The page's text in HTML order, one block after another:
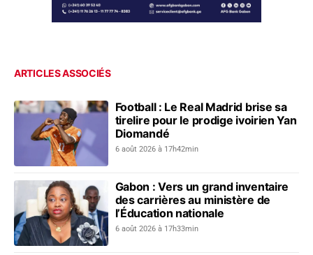
ARTICLES ASSOCIÉS
Football : Le Real Madrid brise sa
tirelire pour le prodige ivoirien Yan
Diomandé
6 août 2026 à 17h42min
Gabon : Vers un grand inventaire
des carrières au ministère de
l’Éducation nationale
6 août 2026 à 17h33min